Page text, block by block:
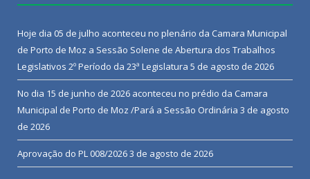
Hoje dia 05 de julho aconteceu no plenário da Camara Municipal
de Porto de Moz a Sessão Solene de Abertura dos Trabalhos
Legislativos 2º Período da 23ª Legislatura 5 de agosto de 2026
No dia 15 de junho de 2026 aconteceu no prédio da Camara
Municipal de Porto de Moz /Pará a Sessão Ordinária 3 de agosto
de 2026
Aprovação do PL 008/20263 de agosto de 2026